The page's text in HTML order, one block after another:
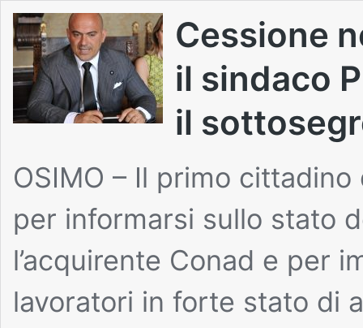
Cessione
il sindaco
il
OSIMO – Il primo
per informarsi sullo stato
l’acquirente Conad e per
lavoratori in forte stato di